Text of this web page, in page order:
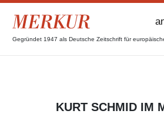
Gegründet 1947 als Deutsche Zeitschrift für
KURT SCHMID IM